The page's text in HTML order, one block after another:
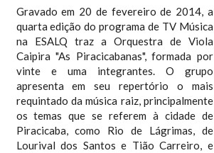
Gravado em 20 de fevereiro de 2014, a
quarta edição do programa de TV Música
na ESALQ traz a Orquestra de Viola
Caipira "As Piracicabanas", formada por
vinte e uma integrantes. O grupo
apresenta em seu repertório o mais
requintado da música raiz, principalmente
os temas que se referem à cidade de
Piracicaba, como Rio de Lágrimas, de
Lourival dos Santos e Tião Carreiro, e